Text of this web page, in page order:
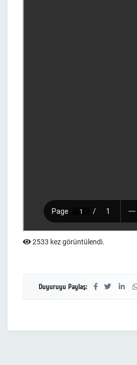
2533 kez görüntülendi.
Duyuruyu Paylaş: